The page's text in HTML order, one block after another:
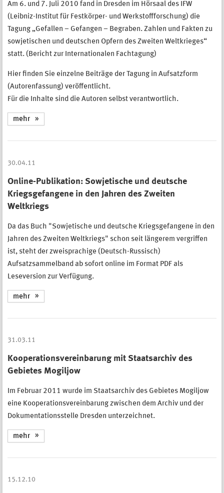
Am 6. und 7. Juli 2010 fand in Dresden im Hörsaal des IFW
(Leibniz-Institut für Festkörper- und Werkstoffforschung) die
Tagung „Gefallen – Gefangen – Begraben. Zahlen und Fakten zu
sowjetischen und deutschen Opfern des Zweiten Weltkrieges“
statt. (Bericht zur Internationalen Fachtagung)
Hier finden Sie einzelne Beiträge der Tagung in Aufsatzform
(Autorenfassung) veröffentlicht.
Für die Inhalte sind die Autoren selbst verantwortlich.
mehr
30.04.11
Online-Publikation: Sowjetische und deutsche
Kriegsgefangene in den Jahren des Zweiten
Weltkriegs
Da das Buch "Sowjetische und deutsche Kriegsgefangene in den
Jahren des Zweiten Weltkriegs" schon seit längerem vergriffen
ist, steht der zweisprachige (Deutsch-Russisch)
Aufsatzsammelband ab sofort online im Format PDF als
Leseversion zur Verfügung.
mehr
31.03.11
Kooperationsvereinbarung mit Staatsarchiv des
Gebietes Mogiljow
Im Februar 2011 wurde im Staatsarchiv des Gebietes Mogiljow
eine Kooperationsvereinbarung zwischen dem Archiv und der
Dokumentationsstelle Dresden unterzeichnet.
mehr
15.12.10